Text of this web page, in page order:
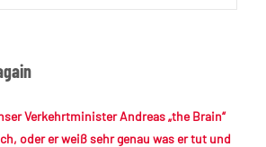
Verkehrtminister Andreas „the Brain“
oder er weiß sehr genau was er tut und